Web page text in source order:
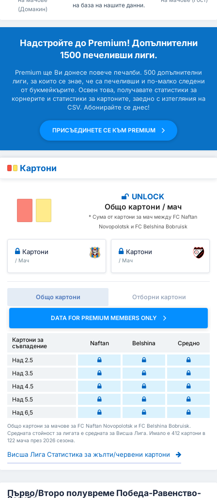
(Домакин)
на база на нашите данни.
Надстройте до Premium! Допълнителни
1500 печеливши лиги.
Premium ще Ви донесе повече печалби. 500 допълнителни
лиги, за които се знае, че са печеливши и по-малко следени
от букмейкърите. Освен това, получавате статистики за
корнерите и статистики за картоните, заедно с изтегляния на
CSV. Абонирайте се днес!
ПРИСЪЕДИНЕТЕ СЕ КЪМ PREMIUM
Картони
UNLOCK
Общо картони / мач
* Сума от картони за мач между FC Naftan
Novopolotsk и FC Belshina Bobruisk
Картони
/ Мач
Картони
/ Мач
Общо картони Отборни картони
DATA FOR PREMIUM MEMBERS ONLY
Картони за
съвпадение
Naftan Belshina Средно
Над 2.5
Над 3.5
Над 4.5
Над 5.5
Над 6,5
Общо картони за мачове за FC Naftan Novopolotsk и FC Belshina Bobruisk.
Средната стойност за лигата е средната за Висша Лига. Имало е 412 картони в
122 мача през 2026 сезона.
Висша Лига Статистика за жълти/червени картони
Първо/Второ полувреме Победа-Равенство-